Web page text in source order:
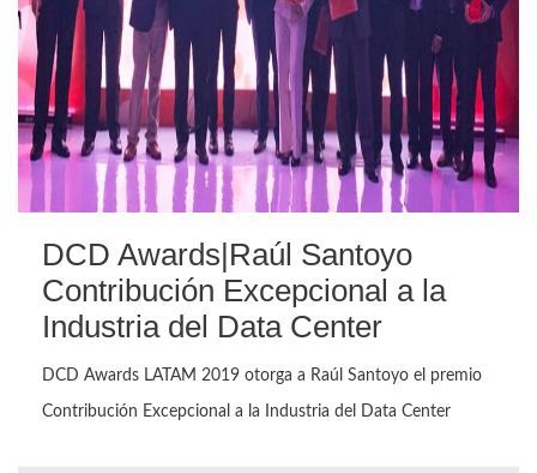
DCD Awards|Raúl Santoyo
Contribución Excepcional a la
Industria del Data Center
DCD Awards LATAM 2019 otorga a Raúl Santoyo el premio
Contribución Excepcional a la Industria del Data Center